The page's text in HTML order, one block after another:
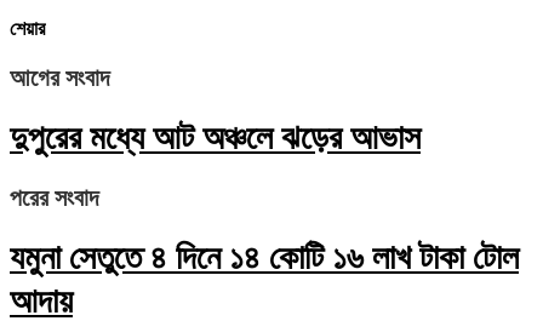
শেয়ার
আগের সংবাদ
দুপুরের মধ্যে আট অঞ্চলে ঝড়ের আভাস
পরের সংবাদ
যমুনা সেতুতে ৪ দিনে ১৪ কোটি ১৬ লাখ টাকা টোল
আদায়